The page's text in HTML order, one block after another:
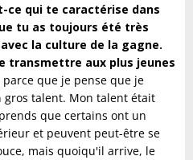
ce qui te caractérise dans
tu as toujours été très
la culture de la gagne.
transmettre aux plus jeunes
que je pense que je
gros talent. Mon talent était
que certains ont un
et peuvent peut-être se
mais quoiqu'il arrive, le